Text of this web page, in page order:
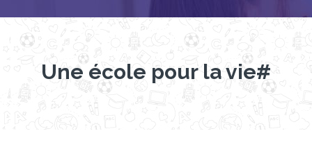
#Une école pour la vie